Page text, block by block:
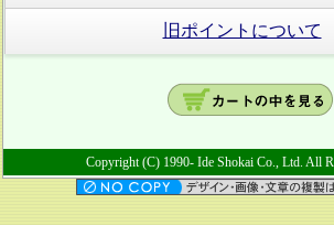
旧ポイントについて
Copyright (C) 1990- Ide Shokai Co., Ltd. All